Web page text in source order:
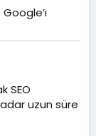
SEO
uzun süre